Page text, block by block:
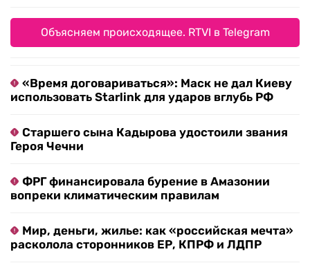
Объясняем происходящее. RTVI в Telegram
«Время договариваться»: Маск не дал Киеву
использовать Starlink для ударов вглубь РФ
Старшего сына Кадырова удостоили звания
Героя Чечни
ФРГ финансировала бурение в Амазонии
вопреки климатическим правилам
Мир, деньги, жилье: как «российская мечта»
расколола сторонников ЕР, КПРФ и ЛДПР